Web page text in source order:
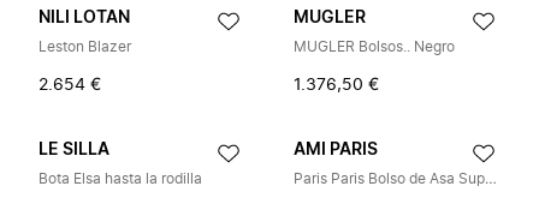
NILI LOTAN
Leston Blazer
2.654 €
MUGLER
MUGLER Bolsos.. Negro
1.376,50 €
LE SILLA
Bota Elsa hasta la rodilla
AMI PARIS
Paris Paris Bolso de Asa Superior